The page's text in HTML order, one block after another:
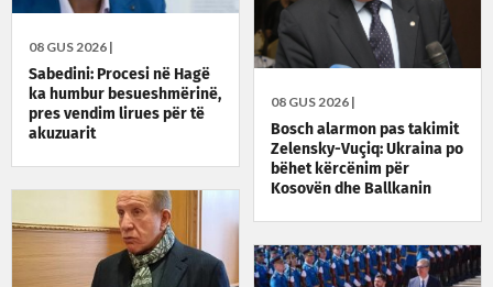
08 GUS 2026 |
Sabedini: Procesi në Hagë
ka humbur besueshmërinë,
pres vendim lirues për të
akuzuarit
08 GUS 2026 |
Bosch alarmon pas takimit
Zelensky-Vuçiq: Ukraina po
bëhet kërcënim për
Kosovën dhe Ballkanin